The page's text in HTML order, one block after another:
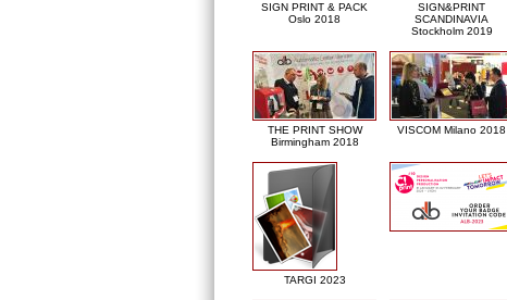
SIGN PRINT & PACK
Oslo 2018
SIGN&PRINT
SCANDINAVIA
Stockholm 2019
THE PRINT SHOW
Birmingham 2018
VISCOM Milano 2018
TARGI 2023